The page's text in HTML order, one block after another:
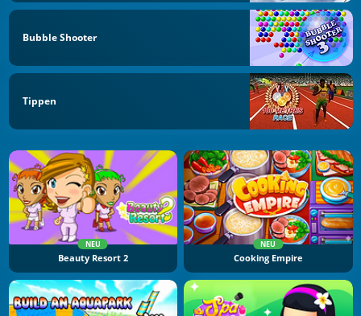
Bubble Shooter
Tippen
NEU
Beauty Resort 2
NEU
Cooking Empire